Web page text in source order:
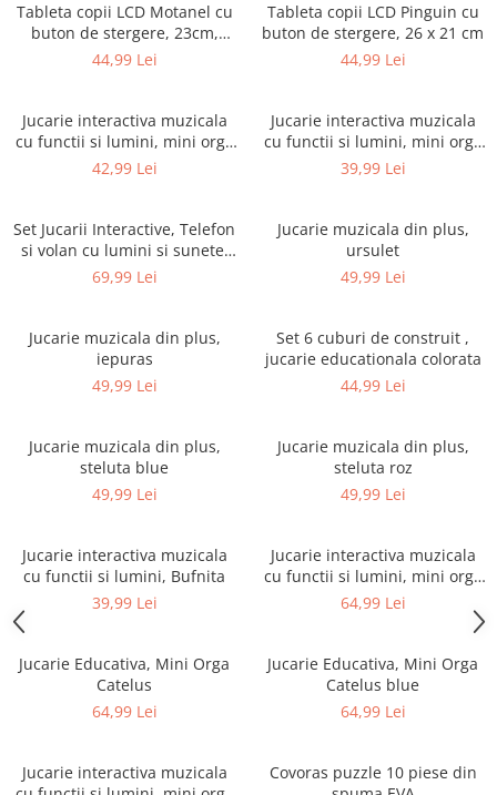
Tableta copii LCD Motanel cu
buton de stergere, 23cm,
Albastru
44,99 Lei
Tableta copii LCD Pinguin cu
buton de stergere, 26 x 21 cm
44,99 Lei
Jucarie interactiva muzicala
cu functii si lumini, mini orga
Elefant
42,99 Lei
Jucarie interactiva muzicala
cu functii si lumini, mini orga
Omida, 12 luni+
39,99 Lei
Set Jucarii Interactive, Telefon
si volan cu lumini si sunete,
+12 luni
69,99 Lei
Jucarie muzicala din plus,
ursulet
49,99 Lei
Jucarie muzicala din plus,
iepuras
49,99 Lei
Set 6 cuburi de construit ,
jucarie educationala colorata
44,99 Lei
Jucarie muzicala din plus,
steluta blue
49,99 Lei
Jucarie muzicala din plus,
steluta roz
49,99 Lei
Jucarie interactiva muzicala
cu functii si lumini, Bufnita
39,99 Lei
Jucarie interactiva muzicala
cu functii si lumini, mini orga
Maimutica
64,99 Lei
Jucarie Educativa, Mini Orga
Catelus
64,99 Lei
Jucarie Educativa, Mini Orga
Catelus blue
64,99 Lei
Jucarie interactiva muzicala
Covoras puzzle 10 piese din